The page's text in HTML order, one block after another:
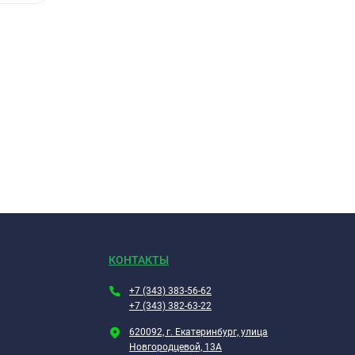
КОНТАКТЫ
+7 (343) 383-56-62
+7 (343) 382-63-22
620092, г. Екатеринбург, улица
Новгородцевой, 13А